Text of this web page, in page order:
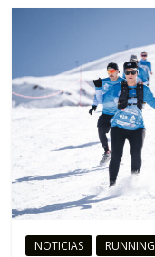
o
o
n
t
g
o
NOTICIAS RUNNING